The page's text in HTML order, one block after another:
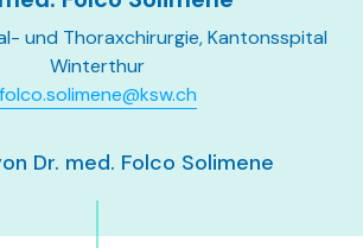
und Thoraxchirurgie, Kantonsspital
Winterthur
folco.solimene@ksw.ch
Dr. med. Folco Solimene